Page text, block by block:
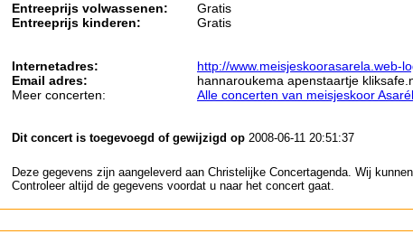
Entreeprijs volwassenen:
Gratis
Entreeprijs kinderen:
Gratis
Internetadres:
http://www.meisjeskoorasarela.web-
Email adres:
hannaroukema apenstaartje
Meer concerten:
Alle concerten van meisjeskoor
Dit concert is toegevoegd of gewijzigd op 2008-06-11 20:51:37
Deze gegevens zijn aangeleverd aan Christelijke Concertagenda. Wij
Controleer altijd de gegevens voordat u naar het concert gaat.